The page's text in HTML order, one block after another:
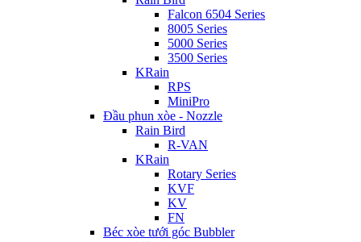
Falcon 6504 Series
8005 Series
5000 Series
3500 Series
KRain
RPS
MiniPro
Đầu phun xòe - Nozzle
Rain Bird
R-VAN
KRain
Rotary Series
KVF
KV
FN
Béc xòe tưới góc Bubbler